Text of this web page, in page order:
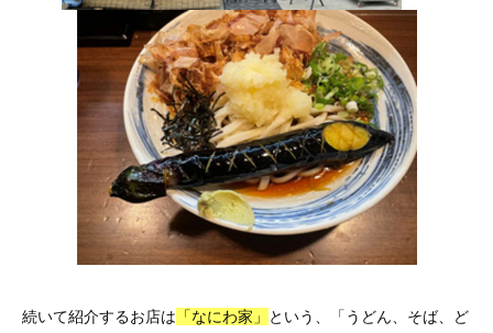
続いて紹介するお店は 「なにわ家」
という、「うどん、そば、ど